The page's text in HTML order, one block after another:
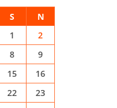
S N
1
2
8
9
15
16
22
23